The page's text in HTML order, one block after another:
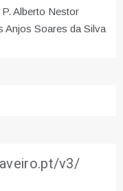
Alberto Nestor
Anjos Soares da Silva
v3/